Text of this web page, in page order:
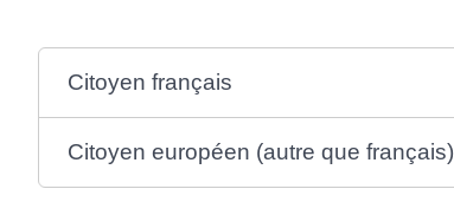
Citoyen français
Citoyen européen (autre que français)